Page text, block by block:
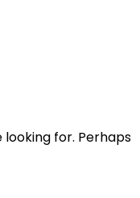
looking for. Perhaps